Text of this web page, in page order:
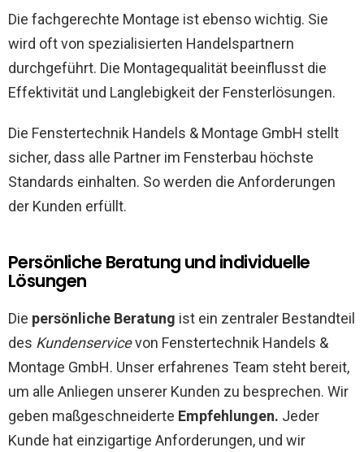
Die fachgerechte Montage ist ebenso wichtig. Sie
wird oft von spezialisierten Handelspartnern
durchgeführt. Die Montagequalität beeinflusst die
Effektivität und Langlebigkeit der Fensterlösungen.
Die Fenstertechnik Handels & Montage GmbH stellt
sicher, dass alle Partner im Fensterbau höchste
Standards einhalten. So werden die Anforderungen
der Kunden erfüllt.
Persönliche Beratung und individuelle
Lösungen
Die persönliche Beratung ist ein zentraler Bestandteil
des Kundenservicevon Fenstertechnik Handels &
Montage GmbH. Unser erfahrenes Team steht bereit,
um alle Anliegen unserer Kunden zu besprechen. Wir
geben maßgeschneiderte Empfehlungen. Jeder
Kunde hat einzigartige Anforderungen, und wir